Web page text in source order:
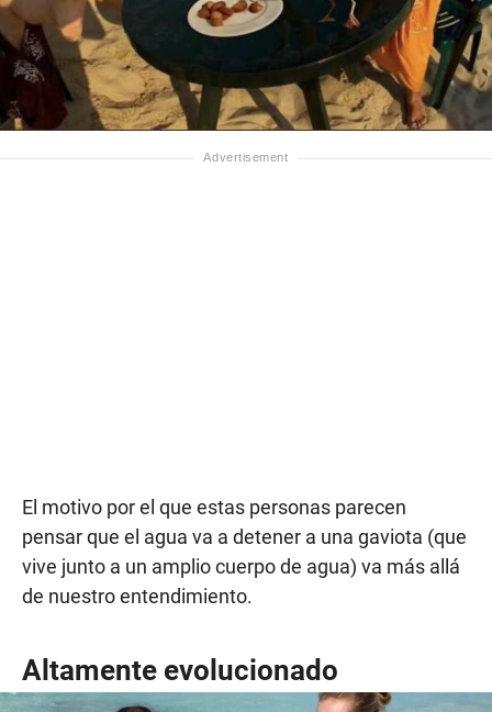
El motivo por el que estas personas parecen
pensar que el agua va a detener a una gaviota (que
vive junto a un amplio cuerpo de agua) va más allá
de nuestro entendimiento.
Altamente evolucionado